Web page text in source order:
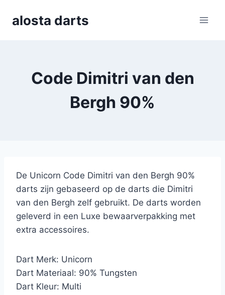
alosta darts
Code Dimitri van den
Bergh 90%
De Unicorn Code Dimitri van den Bergh 90%
darts zijn gebaseerd op de darts die Dimitri
van den Bergh zelf gebruikt. De darts worden
geleverd in een Luxe bewaarverpakking met
extra accessoires.
Dart Merk: Unicorn
Dart Materiaal: 90% Tungsten
Dart Kleur: Multi